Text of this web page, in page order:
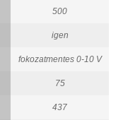
500
igen
fokozatmentes 0-10 V
75
437